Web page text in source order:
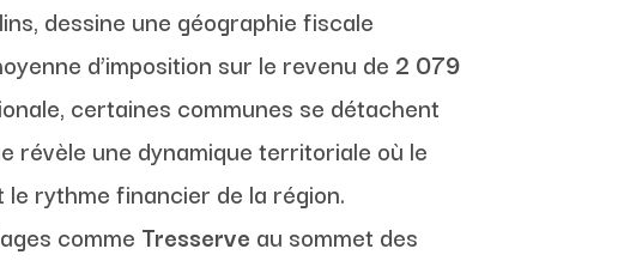
dessine une géographie fiscale
d’imposition sur le revenu de 2 079
certaines communes se détachent
révèle une dynamique territoriale où le
le rythme financier de la région.
comme Tresserve au sommet des